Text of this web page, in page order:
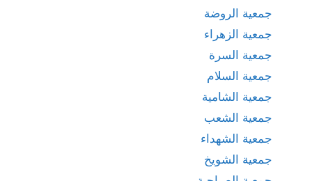
جمعية الروضة
جمعية الزهراء
جمعية السرة
جمعية السلام
جمعية الشامية
جمعية الشعب
جمعية الشهداء
جمعية الشويخ